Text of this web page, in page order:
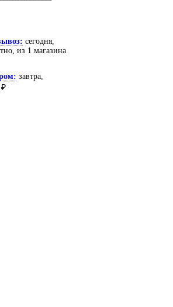
сегодня,
, из 1 магазина
завтра,
₽